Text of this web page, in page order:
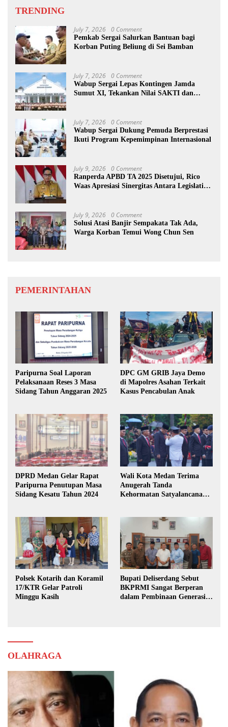
TRENDING
July 7, 2026 0 Comment
Pemkab Sergai Salurkan Bantuan bagi
Korban Puting Beliung di Sei Bamban
July 7, 2026 0 Comment
Wabup Sergai Lepas Kontingen Jamda
Sumut XI, Tekankan Nilai SAKTI dan
July 7, 2026 0 Comment
Wabup Sergai Dukung Pemuda Berprestasi
Ikuti Program Kepemimpinan Internasional
July 9, 2026 0 Comment
Ranperda APBD TA 2025 Disetujui, Rico
Waas Apresiasi Sinergitas Antara Legislatif
July 9, 2026 0 Comment
Solusi Atasi Banjir Sempakata Tak Ada,
Warga Korban Temui Wong Chun Sen
PEMERINTAHAN
Paripurna Soal Laporan
Pelaksanaan Reses 3 Masa
Sidang Tahun Anggaran 2025
DPC GM GRIB Jaya Demo
di Mapolres Asahan Terkait
Kasus Pencabulan Anak
DPRD Medan Gelar Rapat
Paripurna Penutupan Masa
Sidang Kesatu Tahun 2024
Wali Kota Medan Terima
Anugerah Tanda
Kehormatan Satyalancana
Polsek Kotarih dan Koramil
17/KTR Gelar Patroli
Minggu Kasih
Bupati Deliserdang Sebut
BKPRMI Sangat Berperan
dalam Pembinaan Generasi
OLAHRAGA